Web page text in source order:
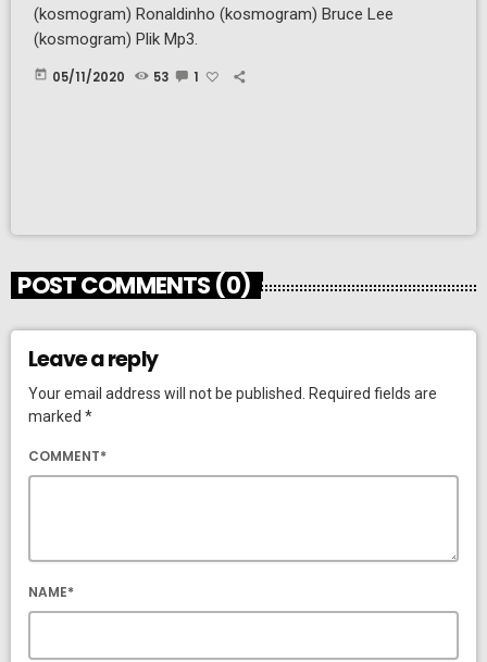
(kosmogram) Ronaldinho (kosmogram) Bruce Lee
(kosmogram) Plik Mp3.
today 05/11/2020 53 1
POST COMMENTS (0)
Leave a reply
Your email address will not be published. Required fields are
marked *
COMMENT*
NAME*